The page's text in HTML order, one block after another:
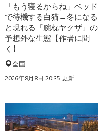
「もう寝るからね」ベッド
で待機する白猫→冬になる
と現れる「腕枕ヤクザ」の
予想外な生態【作者に聞
く】
全国
2026年8月8日 20:35 更新